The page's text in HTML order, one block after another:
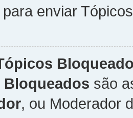
enviar
são
, ou Moderador